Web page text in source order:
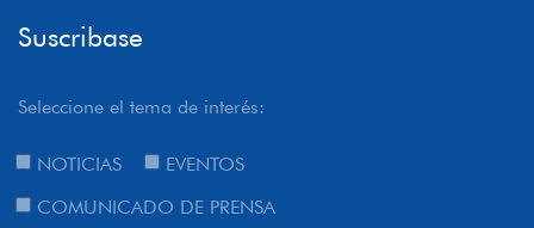
Suscribase
Seleccione el tema de interés:
NOTICIAS
EVENTOS
COMUNICADO DE PRENSA